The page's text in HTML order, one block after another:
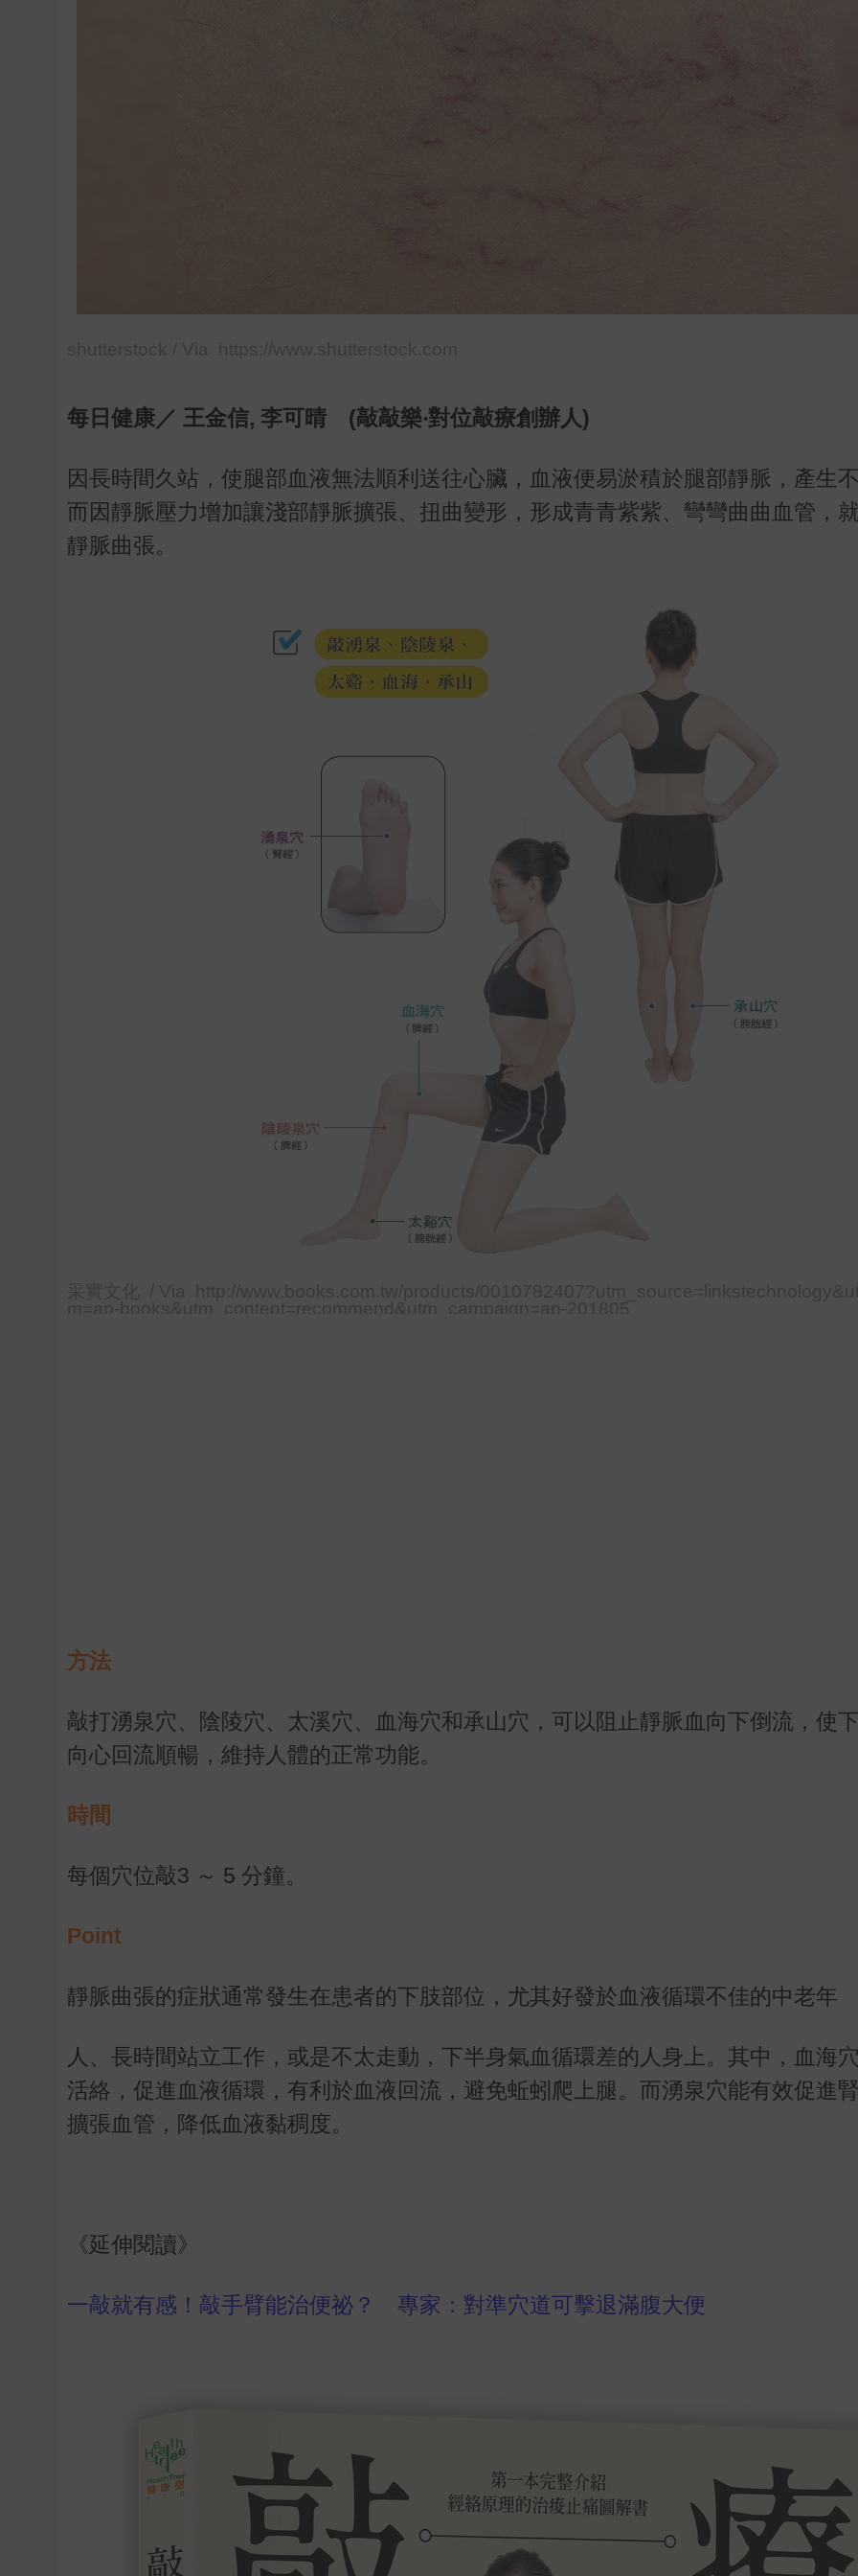
每日健康／ 王金信, 李可晴 (敲敲樂‧對位敲療創辦人)
因長時間久站，使腿部血液無法順利送往心臟，血液便易淤積於腿部靜脈，產生不
而因靜脈壓力增加讓淺部靜脈擴張、扭曲變形，形成青青紫紫、彎彎曲曲血管，
靜脈曲張。
方法
敲打湧泉穴、陰陵穴、太溪穴、血海穴和承山穴，可以阻止靜脈血向下倒流，使
向心回流順暢，維持人體的正常功能。
時間
每個穴位敲3 ～ 5 分鐘。
Point
靜脈曲張的症狀通常發生在患者的下肢部位，尤其好發於血液循環不佳的中老年
人、長時間站立工作，或是不太走動，下半身氣血循環差的人身上。其中，血海
活絡，促進血液循環，有利於血液回流，避免蚯蚓爬上腿。而湧泉穴能有效促進腎
擴張血管，降低血液黏稠度。
《延伸閱讀》
一敲就有感！敲手臂能治便祕？ 專家：對準穴道可擊退滿腹大便